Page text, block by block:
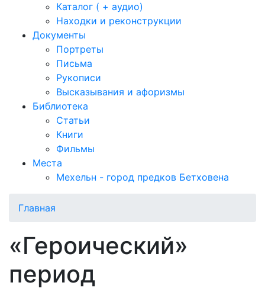
Каталог ( + аудио)
Находки и реконструкции
Документы
Портреты
Письма
Рукописи
Высказывания и афоризмы
Библиотека
Статьи
Книги
Фильмы
Места
Мехельн - город предков Бетховена
Главная
«Героический»
период